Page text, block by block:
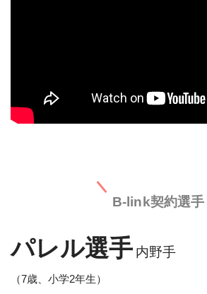
B-link契約選手
パレル選手 内野手
（7歳、小学2年生）